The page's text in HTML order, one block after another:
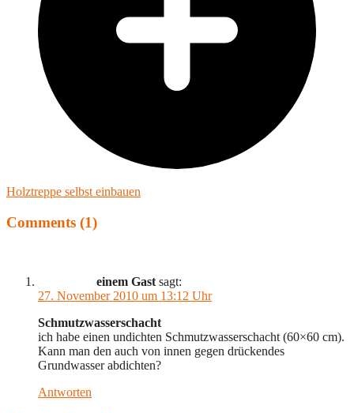
Holztreppe selbst einbauen
Comments (1)
einem Gast sagt:
27. November 2010 um 13:12 Uhr
Schmutzwasserschacht
ich habe einen undichten Schmutzwasserschacht (60×60 cm).
Kann man den auch von innen gegen drückendes
Grundwasser abdichten?
Antworten